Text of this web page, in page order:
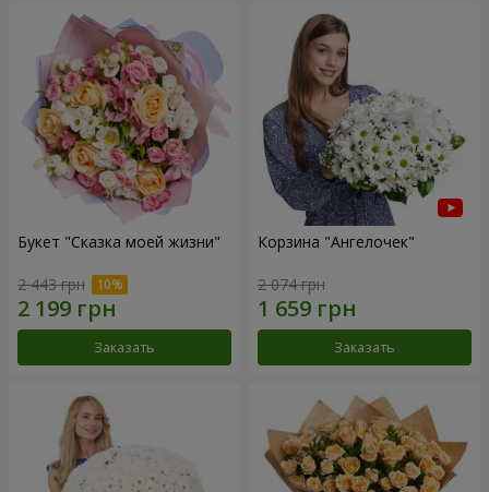
Букет "Сказка моей жизни"
2 443 грн
Заказать
Корзина "Ангелочек"
2 074 грн
Заказать